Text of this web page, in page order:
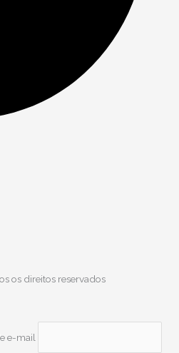
os direitos reservados
e-mail